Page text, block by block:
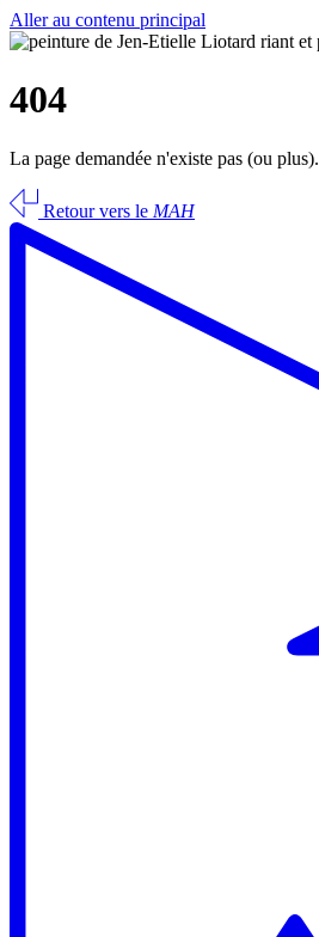
Aller au contenu principal
404
La page demandée n'existe pas (ou plus).
Retour vers le MAH